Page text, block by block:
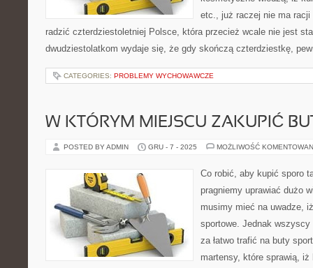
etc., już raczej nie ma
radzić czterdziestoletniej Polsce, która przecież wcale nie jest
dwudziestolatkom wydaje się, że gdy skończą czterdziestkę,
CATEGORIES: PROBLEMY WYCHOWAWCZE
W KTÓRYM MIEJSCU ZAKUPIĆ
POSTED BY ADMIN GRU - 7 - 2025 MOŻLIWOŚĆ
Co robić, aby kupić sporo
pragniemy uprawiać dużo
musimy mieć na uwadze,
sportowe. Jednak
za łatwo trafić na buty
martensy, które sprawią,